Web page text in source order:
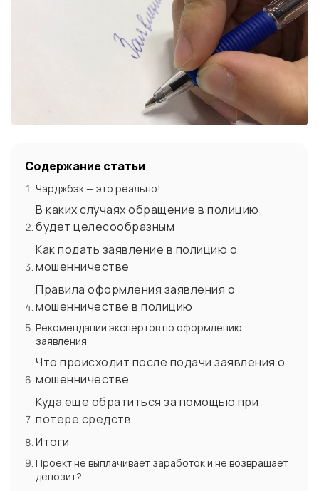
Содержание статьи
Чарджбэк — это реально!
В каких случаях обращение в полицию
будет целесообразным
Как подать заявление в полицию о
мошенничестве
Правила оформления заявления о
мошенничестве в полицию
Рекомендации экспертов по оформлению
заявления
Что происходит после подачи заявления о
мошенничестве
Куда еще обратиться за помощью при
потере средств
Итоги
Проект не выплачивает заработок и не возвращает
депозит?